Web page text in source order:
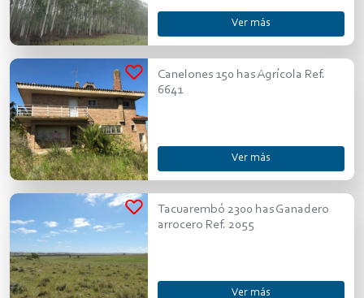
Ver más
Canelones 150 has Agrícola Ref.
6641
Ver más
Tacuarembó 2300 has Ganadero
arrocero Ref. 2055
Ver más